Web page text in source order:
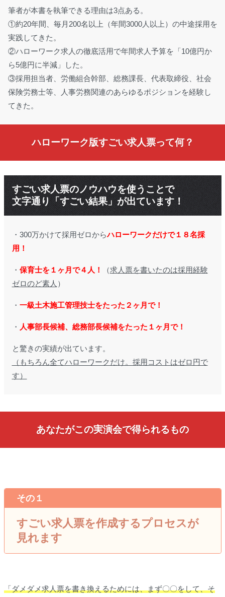
筆者が本書を執筆できる理由は3点ある。
①約20年間、毎月200名以上（年間3000人以上）の中途採用を
実践してきた。
②ハローワーク求人の徹底活用で年間求人予算を「10億円か
ら5億円に半減」した。
③採用担当者、労働組合幹部、総務課長、代表取締役、社会
保険労務士等、人事労務関連のあらゆるポジションを経験し
てきた。
ハローワーク版すごい求人票って何？
すごい求人票のノウハウを使うことで
文字通り「すごい結果」が出ています！
・300万かけて採用ゼロからハローワークだけで１８名採
用！
・ 保育士を１ヶ月で４人！ （求人票を書いたのは採用経験
ゼロのど素人 ）
・ 一級土木施工管理技士をたった２ヶ月で！
・ 人事部長候補、総務部長候補をたった１ヶ月で！
と驚きの実績が出ています。
（もちろん全てハローワークだけ。採用コストはゼロ円で
す）
あなたがこの実演会で得られるもの
その１
すごい求人票を作成するプロセスが
見れます
「ダメダメ求人票を書き換えるためには、まず〇〇をして、そ